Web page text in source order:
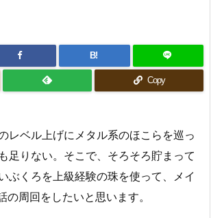
B!
Copy
レベル上げにメタル系のほこらを巡っ
足りない。そこで、そろそろ貯まって
ぶくろを上級経験の珠を使って、メイ
の周回をしたいと思います。